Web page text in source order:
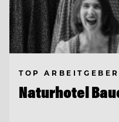
TOP ARBEITGEBER
Naturhotel